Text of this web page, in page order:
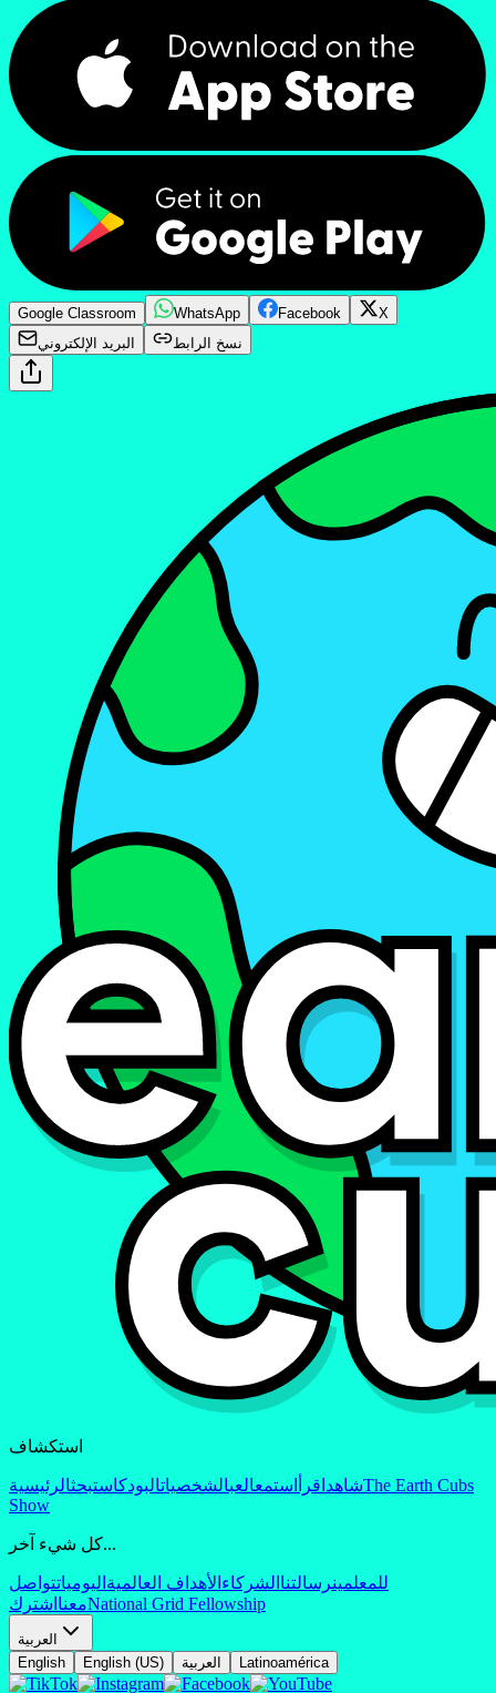
Google Classroom WhatsApp Facebook
X
البريد الإلكتروني
نسخ الرابط
استكشاف
شاهد اقرأ استمعالعبالشخصياتالبودكاستبحثالرئيسية
The Earth Cubs
Show
كل شيء آخر...
للمعلمينرسالتنا الشركاء الأهداف العالمية اليومياتتواصل
معنا اشترك National Grid Fellowship
العربية
English
English (US) العربية Latinoamérica